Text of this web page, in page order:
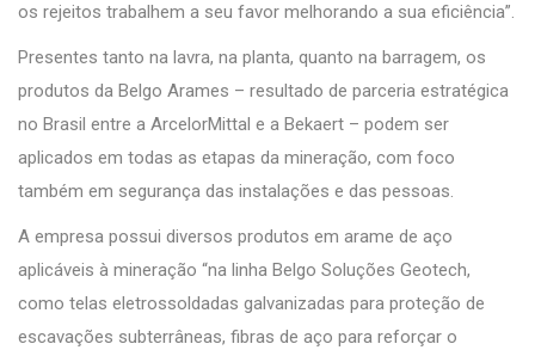
os rejeitos trabalhem a seu favor melhorando a sua eficiência”.
Presentes tanto na lavra, na planta, quanto na barragem, os
produtos da Belgo Arames – resultado de parceria estratégica
no Brasil entre a ArcelorMittal e a Bekaert – podem ser
aplicados em todas as etapas da mineração, com foco
também em segurança das instalações e das pessoas.
A empresa possui diversos produtos em arame de aço
aplicáveis à mineração “na linha Belgo Soluções Geotech,
como telas eletrossoldadas galvanizadas para proteção de
escavações subterrâneas, fibras de aço para reforçar o